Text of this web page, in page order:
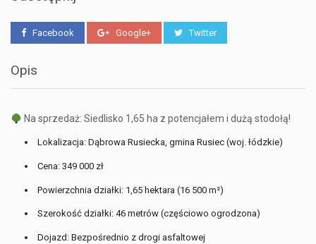
Facebook Google+ Twitter
Opis
Na sprzedaż: Siedlisko 1,65 ha z potencjałem i dużą stodołą!
Lokalizacja: Dąbrowa Rusiecka, gmina Rusiec (woj. łódzkie)
Cena: 349 000 zł
Powierzchnia działki: 1,65 hektara (16 500 m²)
Szerokość działki: 46 metrów (częściowo ogrodzona)
Dojazd: Bezpośrednio z drogi asfaltowej